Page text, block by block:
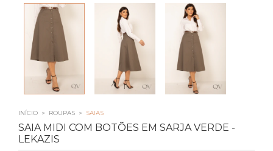
INÍCIO > ROUPAS > SAIAS
SAIA MIDI COM BOTÕES EM SARJA VERDE -
LEKAZIS